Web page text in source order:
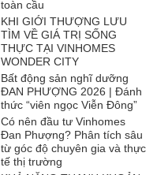
toàn cầu
KHI GIỚI THƯỢNG LƯU
TÌM VỀ GIÁ TRỊ SỐNG
THỰC TẠI VINHOMES
WONDER CITY
Bất động sản nghĩ dưỡng
ĐAN PHƯỢNG 2026 | Đánh
thức “viên ngọc Viễn Đông”
Có nên đầu tư Vinhomes
Đan Phượng? Phân tích sâu
từ góc độ chuyên gia và thực
tế thị trường